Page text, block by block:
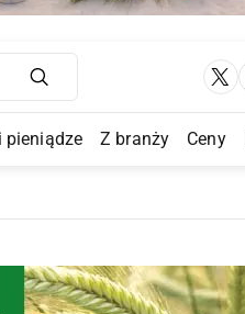
pieniądze Z branży Ceny